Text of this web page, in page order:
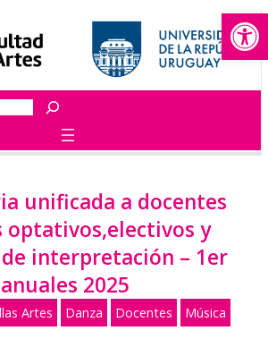
unificada a docentes
optativos,electivos y
interpretación – 1er
2025
Artes Danza Docentes Música